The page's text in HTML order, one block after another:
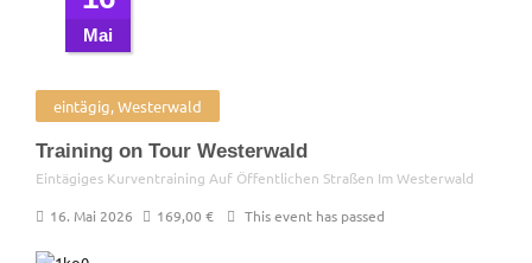
Mai
eintägig, Westerwald
Training on Tour Westerwald
Eintägiges Kurventraining Auf Öffentlichen Straßen Im Westerwald
16. Mai 2026
169,00 € This event has passed